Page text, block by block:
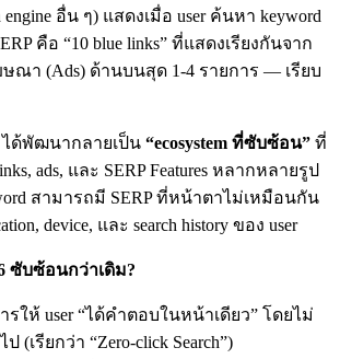
engine อื่น ๆ) แสดงเมื่อ user ค้นหา keyword
คือ “10 blue links” ที่แสดงเรียงกันจาก
ณา (Ads) ด้านบนสุด 1-4 รายการ — เรียบ
ได้พัฒนากลายเป็น “ecosystem ที่ซับซ้อน” ที่
ads, และ SERP Features หลากหลายรูป
สามารถมี SERP ที่หน้าตาไม่เหมือนกัน
device, และ search history ของ user
ซับซ้อนกว่าเดิม?
รให้ user “ได้คำตอบในหน้าเดียว” โดยไม่
(เรียกว่า “Zero-click Search”)